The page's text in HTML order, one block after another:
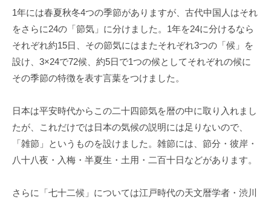
1年には春夏秋冬4つの季節がありますが、古代中国人はそれ
をさらに24の「節気」に分けました。1年を24に分けるなら
それぞれ約15日、その節気にはまたそれぞれ3つの「候」を
設け、3×24で72候、約5日で1つの候としてそれぞれの候に
その季節の特徴を表す言葉をつけました。
日本は平安時代からこの二十四節気を暦の中に取り入れまし
たが、これだけでは日本の気候の説明には足りないので、
「雑節」というものを設けました。雑節には、節分・彼岸・
八十八夜・入梅・半夏生・土用・二百十日などがあります。
さらに「七十二候」については江戸時代の天文暦学者・渋川